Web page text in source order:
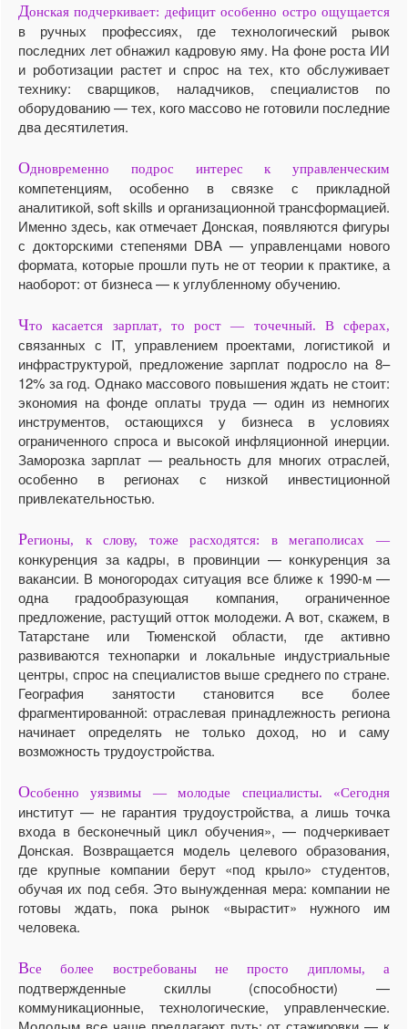
Донская подчеркивает: дефицит особенно остро ощущается
в ручных профессиях, где технологический рывок
последних лет обнажил кадровую яму. На фоне роста ИИ
и роботизации растет и спрос на тех, кто обслуживает
технику: сварщиков, наладчиков, специалистов по
оборудованию — тех, кого массово не готовили последние
два десятилетия.
Одновременно подрос интерес к управленческим
компетенциям, особенно в связке с прикладной
аналитикой, soft skills и организационной трансформацией.
Именно здесь, как отмечает Донская, появляются фигуры
с докторскими степенями DBA — управленцами нового
формата, которые прошли путь не от теории к практике, а
наоборот: от бизнеса — к углубленному обучению.
Что касается зарплат, то рост — точечный. В сферах,
связанных с IT, управлением проектами, логистикой и
инфраструктурой, предложение зарплат подросло на 8–
12% за год. Однако массового повышения ждать не стоит:
экономия на фонде оплаты труда — один из немногих
инструментов, остающихся у бизнеса в условиях
ограниченного спроса и высокой инфляционной инерции.
Заморозка зарплат — реальность для многих отраслей,
особенно в регионах с низкой инвестиционной
привлекательностью.
Регионы, к слову, тоже расходятся: в мегаполисах —
конкуренция за кадры, в провинции — конкуренция за
вакансии. В моногородах ситуация все ближе к 1990-м —
одна градообразующая компания, ограниченное
предложение, растущий отток молодежи. А вот, скажем, в
Татарстане или Тюменской области, где активно
развиваются технопарки и локальные индустриальные
центры, спрос на специалистов выше среднего по стране.
География занятости становится все более
фрагментированной: отраслевая принадлежность региона
начинает определять не только доход, но и саму
возможность трудоустройства.
Особенно уязвимы — молодые специалисты. «Сегодня
институт — не гарантия трудоустройства, а лишь точка
входа в бесконечный цикл обучения», — подчеркивает
Донская. Возвращается модель целевого образования,
где крупные компании берут «под крыло» студентов,
обучая их под себя. Это вынужденная мера: компании не
готовы ждать, пока рынок «вырастит» нужного им
человека.
Все более востребованы не просто дипломы, а
подтвержденные скиллы (способности) —
коммуникационные, технологические, управленческие.